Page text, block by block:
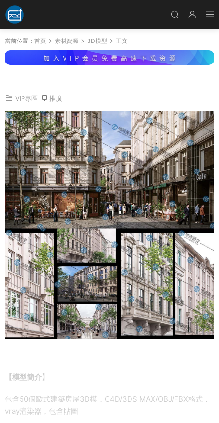
當前位置： 首頁 素材資源 3D模型 正文
VIP專區 推廣
【模型簡介】
包含50個歐式建築房屋3D模，C4D/3DS MAX/OBJ/FBX格式，
vray渲染器，包含貼圖